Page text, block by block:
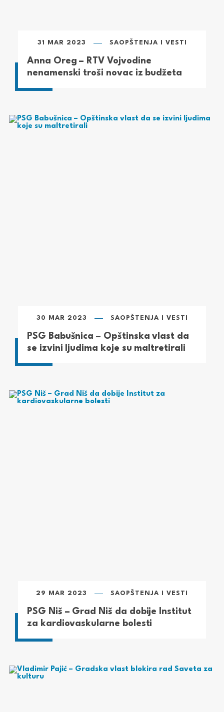
31 MAR 2023 SAOPŠTENJA I VESTI
Anna Oreg – RTV Vojvodine
nenamenski troši novac iz budžeta
30 MAR 2023 SAOPŠTENJA I VESTI
PSG Babušnica – Opštinska vlast da
se izvini ljudima koje su maltretirali
29 MAR 2023 SAOPŠTENJA I VESTI
PSG Niš – Grad Niš da dobije Institut
za kardiovaskularne bolesti